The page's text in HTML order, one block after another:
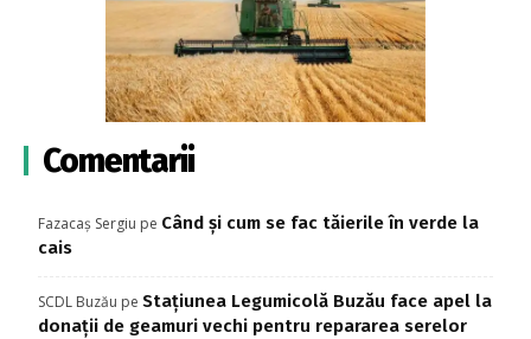
Comentarii
Fazacaș Sergiu pe Când și cum se fac tăierile în verde la
cais
SCDL Buzău pe Stațiunea Legumicolă Buzău face apel la
donații de geamuri vechi pentru repararea serelor